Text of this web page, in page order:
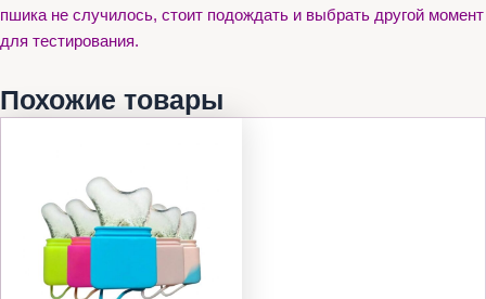
пшика не случилось, стоит подождать и выбрать другой момент
для тестирования.
Похожие товары